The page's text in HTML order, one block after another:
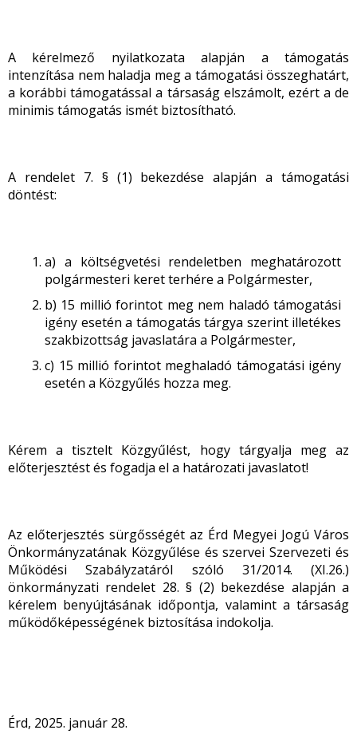
A kérelmező nyilatkozata alapján a támogatás
intenzítása nem haladja meg a támogatási összeghatárt,
a korábbi támogatással a társaság elszámolt, ezért a de
minimis támogatás ismét biztosítható.
A rendelet 7. § (1) bekezdése alapján a támogatási
döntést:
a) a költségvetési rendeletben meghatározott
polgármesteri keret terhére a Polgármester,
b) 15 millió forintot meg nem haladó támogatási
igény esetén a támogatás tárgya szerint illetékes
szakbizottság javaslatára a Polgármester,
c) 15 millió forintot meghaladó támogatási igény
esetén a Közgyűlés hozza meg.
Kérem a tisztelt Közgyűlést, hogy tárgyalja meg az
előterjesztést és fogadja el a határozati javaslatot!
Az előterjesztés sürgősségét az Érd Megyei Jogú Város
Önkormányzatának Közgyűlése és szervei Szervezeti és
Működési Szabályzatáról szóló 31/2014. (XI.26.)
önkormányzati rendelet 28. § (2) bekezdése alapján a
kérelem benyújtásának időpontja, valamint a társaság
működőképességének biztosítása indokolja.
Érd, 2025. január 28.